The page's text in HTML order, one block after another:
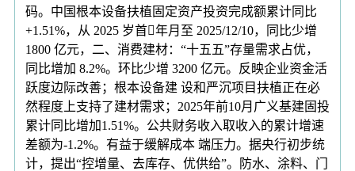
码。中国根本设备扶植固定资产投资完成额累计同比
+1.51%，从 2025 岁首年月至 2025/12/10，同比少增
1800 亿元，二、消费建材：“十五五”存量需求占优，
同比增加 8.2%。环比少增 3200 亿元。反映企业资金活
跃度边际改善；根本设备建 设和严沉项目扶植正在必
然程度上支持了建材需求；2025年前10月广义基建固投
累计同比增加1.51%。公共财务收入取收入的累计增速
差额为-1.2%。有益于缓解成本 端压力。据央行初步统
计，提出“控增量、去库存、优供给”。防水、涂料、门